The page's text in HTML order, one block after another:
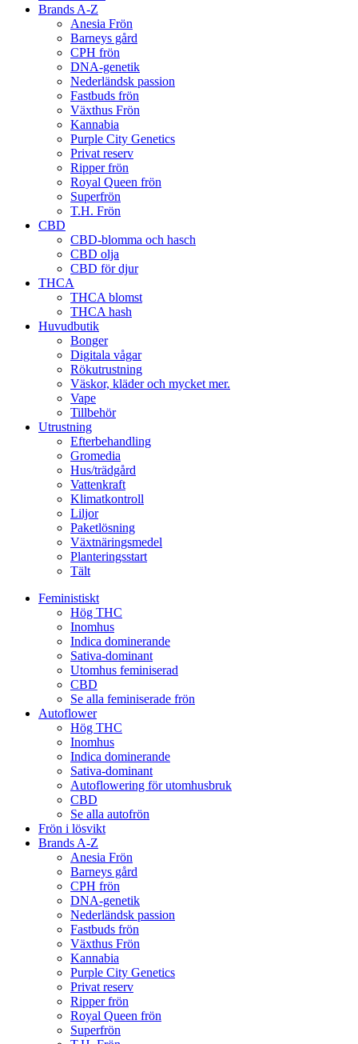
Brands A-Z
Anesia Frön
Barneys gård
CPH frön
DNA-genetik
Nederländsk passion
Fastbuds frön
Växthus Frön
Kannabia
Purple City Genetics
Privat reserv
Ripper frön
Royal Queen frön
Superfrön
T.H. Frön
CBD
CBD-blomma och hasch
CBD olja
CBD för djur
THCA
THCA blomst
THCA hash
Huvudbutik
Bonger
Digitala vågar
Rökutrustning
Väskor, kläder och mycket mer.
Vape
Tillbehör
Utrustning
Efterbehandling
Gromedia
Hus/trädgård
Vattenkraft
Klimatkontroll
Liljor
Paketlösning
Växtnäringsmedel
Planteringsstart
Tält
Feministiskt
Hög THC
Inomhus
Indica dominerande
Sativa-dominant
Utomhus feminiserad
CBD
Se alla feminiserade frön
Autoflower
Hög THC
Inomhus
Indica dominerande
Sativa-dominant
Autoflowering för utomhusbruk
CBD
Se alla autofrön
Frön i lösvikt
Brands A-Z
Anesia Frön
Barneys gård
CPH frön
DNA-genetik
Nederländsk passion
Fastbuds frön
Växthus Frön
Kannabia
Purple City Genetics
Privat reserv
Ripper frön
Royal Queen frön
Superfrön